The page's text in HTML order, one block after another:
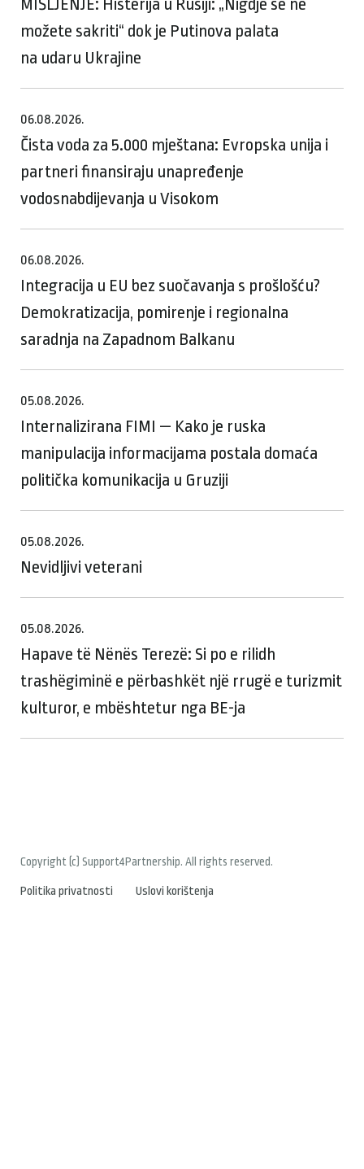
MIŠLJENJE: Histerija u Rusiji: „Nigdje se ne
možete sakriti“ dok je Putinova palata
na udaru Ukrajine
06.08.2026.
Čista voda za 5.000 mještana: Evropska unija i
partneri finansiraju unapređenje
vodosnabdijevanja u Visokom
06.08.2026.
Integracija u EU bez suočavanja s prošlošću?
Demokratizacija, pomirenje i regionalna
saradnja na Zapadnom Balkanu
05.08.2026.
Internalizirana FIMI — Kako je ruska
manipulacija informacijama postala domaća
politička komunikacija u Gruziji
05.08.2026.
Nevidljivi veterani
05.08.2026.
Hapave të Nënës Terezë: Si po e rilidh
trashëgiminë e përbashkët një rrugë e turizmit
kulturor, e mbështetur nga BE-ja
Copyright (c) Support4Partnership. All rights reserved.
Politika privatnosti Uslovi korištenja